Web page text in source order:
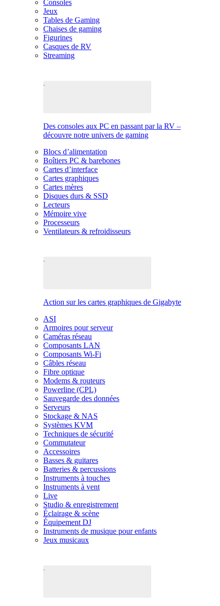
Consoles
Jeux
Tables de Gaming
Chaises de gaming
Figurines
Casques de RV
Streaming
Des consoles aux PC en passant par la RV –
découvre notre univers de gaming
Blocs d’alimentation
Boîtiers PC & barebones
Cartes d’interface
Cartes graphiques
Cartes mères
Disques durs & SSD
Lecteurs
Mémoire vive
Processeurs
Ventilateurs & refroidisseurs
Action sur les cartes graphiques de Gigabyte
ASI
Armoires pour serveur
Caméras réseau
Composants LAN
Composants Wi-Fi
Câbles réseau
Fibre optique
Modems & routeurs
Powerline (CPL)
Sauvegarde des données
Serveurs
Stockage & NAS
Systèmes KVM
Techniques de sécurité
Commutateur
Accessoires
Basses & guitares
Batteries & percussions
Instruments à touches
Instruments à vent
Live
Studio & enregistrement
Éclairage & scène
Équipement DJ
Instruments de musique pour enfants
Jeux musicaux